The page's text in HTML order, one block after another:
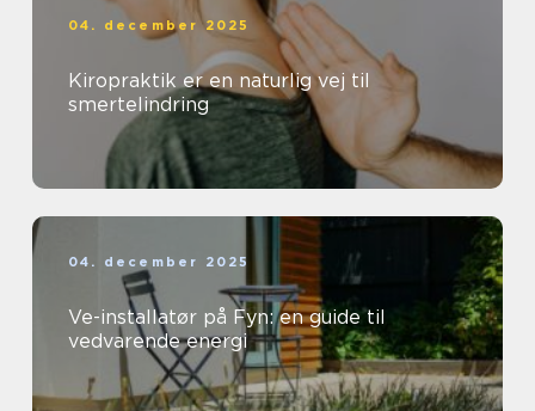
04. december 2025
Kiropraktik er en naturlig vej til
smertelindring
04. december 2025
Ve-installatør på Fyn: en guide til
vedvarende energi